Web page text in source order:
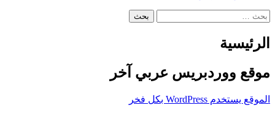
البحث
الرئيسية
موقع ووردبريس عربي آخر
الموقع يستخدم WordPress بكل فخر